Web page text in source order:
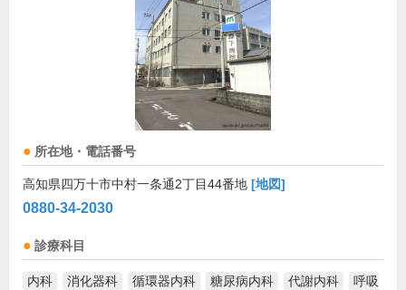
所在地・電話番号
高知県四万十市中村一条通2丁目44番地 [地図]
0880-34-2030
診療科目
内科 消化器科 循環器内科 糖尿病内科 代謝内科
呼吸